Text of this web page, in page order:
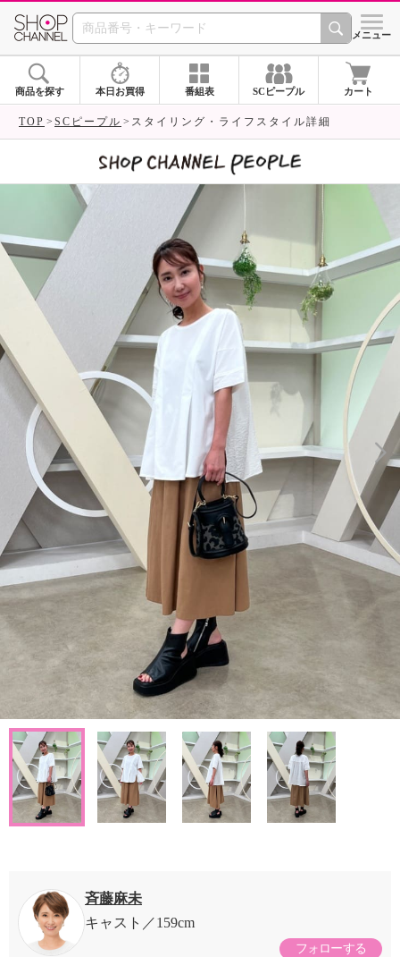
SHOP CHANNEL シメニュー
商品を探す 本日お買得 番組表 SCピープル カート
TOP SCピープル スタイリング・ライフスタイル詳細
斉藤麻未
キャスト
159cm
フォローする